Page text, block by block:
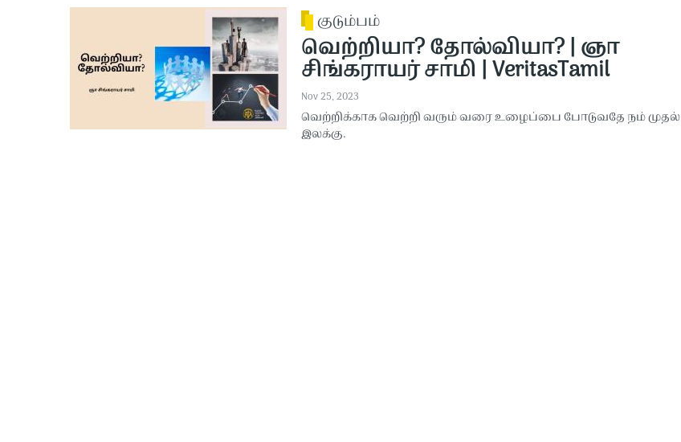
குடும்பம்
வெற்றியா? தோல்வியா? | ஞா
சிங்கராயர் சாமி | VeritasTamil
Nov 25, 2023
வெற்றிக்காக வெற்றி வரும் வரை உழைப்பை போடுவதே நம் முதல்
இலக்கு.